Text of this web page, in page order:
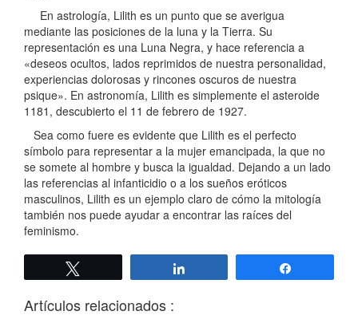
En astrología, Lilith es un punto que se averigua
mediante las posiciones de la luna y la Tierra. Su
representación es una Luna Negra, y hace referencia a
«deseos ocultos, lados reprimidos de nuestra personalidad,
experiencias dolorosas y rincones oscuros de nuestra
psique». En astronomía, Lilith es simplemente el asteroide
1181, descubierto el 11 de febrero de 1927.
Sea como fuere es evidente que Lilith es el perfecto
símbolo para representar a la mujer emancipada, la que no
se somete al hombre y busca la igualdad. Dejando a un lado
las referencias al infanticidio o a los sueños eróticos
masculinos, Lilith es un ejemplo claro de cómo la mitología
también nos puede ayudar a encontrar las raíces del
feminismo.
Artículos relacionados :